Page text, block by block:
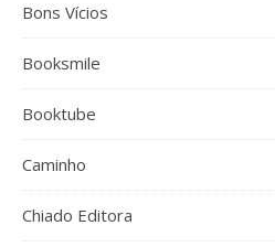
Bons Vícios
Booksmile
Booktube
Caminho
Chiado Editora